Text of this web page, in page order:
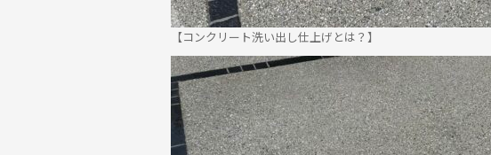
⁡【コンクリート洗い出し仕上げとは？】